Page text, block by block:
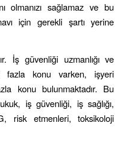
olmanızı sağlamaz ve bu
için gerekli şartı yerine
İş güvenliği uzmanlığı ve
fazla konu varken, işyeri
konu bulunmaktadır. Bu
iş güvenliği, iş sağlığı,
risk etmenleri, toksikoloji